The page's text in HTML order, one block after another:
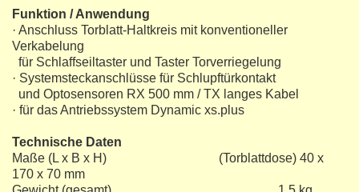
Funktion / Anwendung
· Anschluss Torblatt-Haltkreis mit konventioneller
Verkabelung
für Schlaffseiltaster und Taster Torverriegelung
· Systemsteckanschlüsse für Schlupftürkontakt
und Optosensoren RX 500 mm / TX langes Kabel
· für das Antriebssystem Dynamic xs.plus
Technische Daten
Maße (L x B x H) (Torblattdose) 40 x
170 x 70 mm